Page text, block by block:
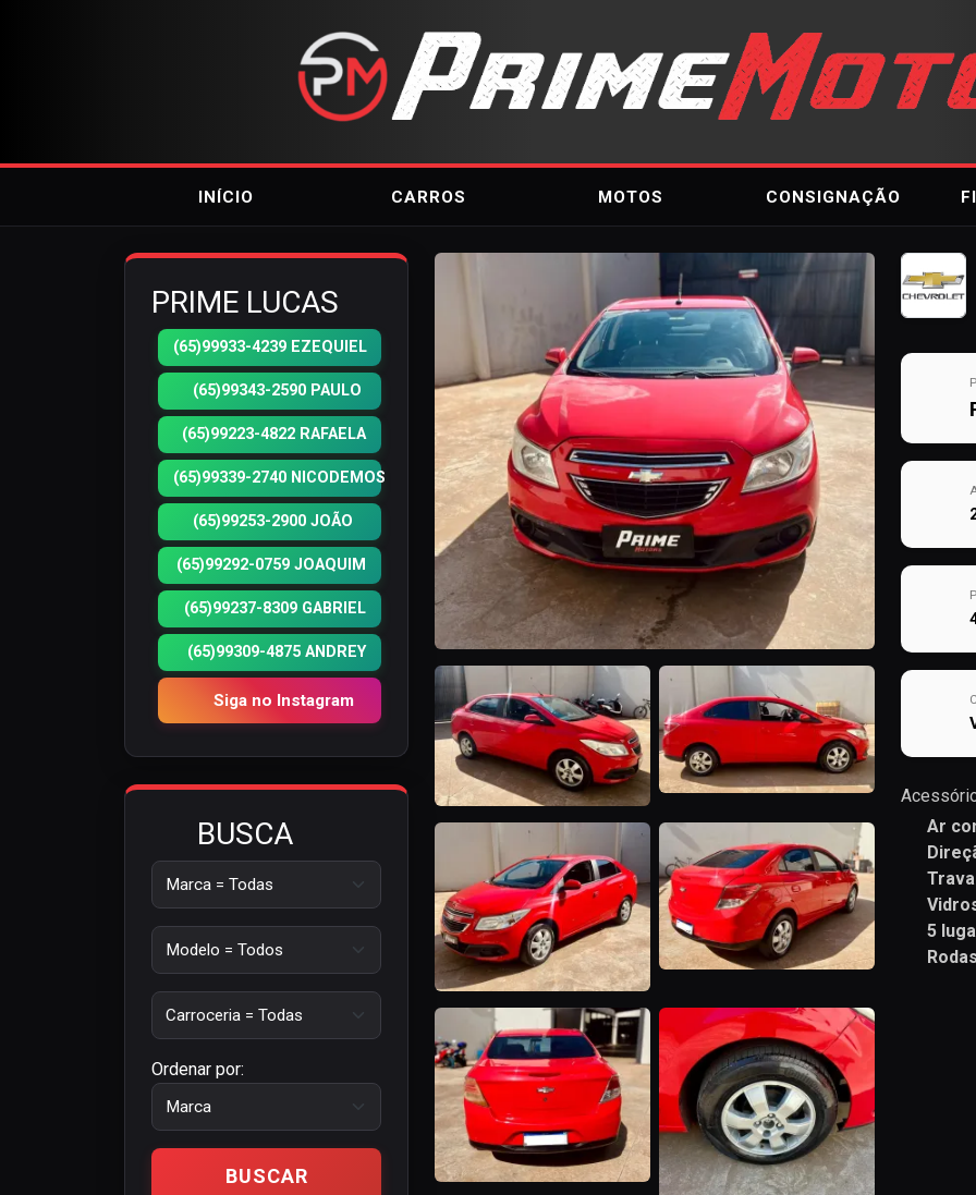
INÍCIO CARROS MOTOS CONSIGNAÇÃO
PRIME LUCAS
(65)99933-4239 EZEQUIEL
(65)99343-2590 PAULO
(65)99223-4822 RAFAELA
(65)99339-2740 NICODEMOS
(65)99253-2900 JOÃO
(65)99292-0759 JOAQUIM
(65)99237-8309 GABRIEL
(65)99309-4875 ANDREY
Siga no Instagram
BUSCA
Ordenar por:
Ar
5